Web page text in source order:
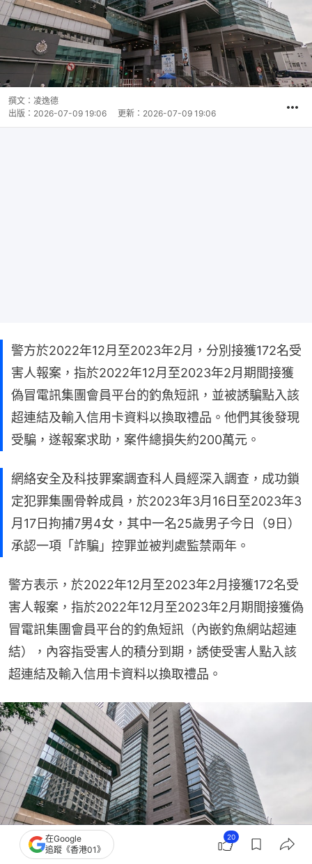
撰文： 凌逸德
出版： 2026-07-09 19:06 更新： 2026-07-09 19:06
警方於2022年12月至2023年2月，分別接獲172名受
害人報案，指於2022年12月至2023年2月期間接獲
偽冒電訊集團會員平台的釣魚短訊，並被誘騙點入該
超連結及輸入信用卡資料以換取禮品。他們其後發現
受騙，遂報案求助，案件總損失約200萬元。
網絡安全及科技罪案調查科人員經深入調查，成功鎖
定犯罪集團骨幹成員，於2023年3月16日至2023年3
月17日拘捕7男4女，其中一名25歲男子今日（9日）
承認一項「詐騙」控罪並被判處監禁兩年。
警方表示，於2022年12月至2023年2月接獲172名受
害人報案，指於2022年12月至2023年2月期間接獲偽
冒電訊集團會員平台的釣魚短訊（內嵌釣魚網站超連
結），內容指受害人的積分到期，誘使受害人點入該
超連結及輸入信用卡資料以換取禮品。
在Google
追蹤《香港01》
20